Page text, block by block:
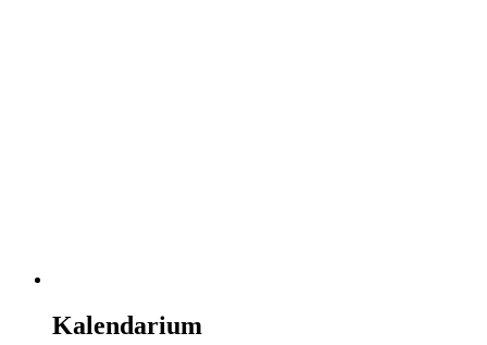
Kalendarium